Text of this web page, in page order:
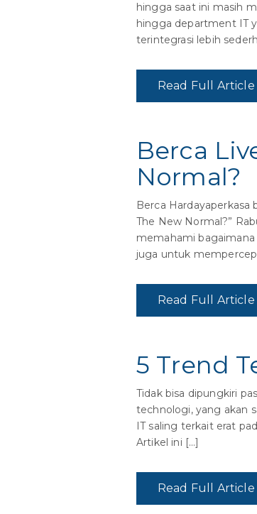
hingga saat ini masih
hingga department IT
terintegrasi lebih
Read Full Article
Berca
Normal?
Berca
The New Normal?”
memahami
juga untuk
Read Full Article
5 Trend
Tidak bisa dipungkiri
technologi, yang akan
IT saling terkait erat
Artikel ini […]
Read Full Article